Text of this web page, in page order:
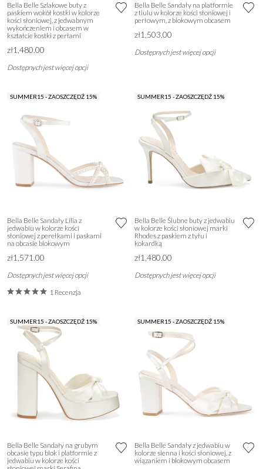
Bella Belle Szlakowe buty z
paskiem wokół kostki w kolorze
kości słoniowej, z jedwabnym
wykończeniem i obcasem w
kształcie kostki z perłami
zł1,480.00
Dostępnych jest więcej opcji
Bella Belle Sandały na platformie
z tiulu w kolorze kości słoniowej i
perłowym, z blokowym obcasem
zł1,503.00
Dostępnych jest więcej opcji
SUMMER15 - ZAOSZCZĘDŹ 15%
Bella Belle Sandały Lilia z
jedwabiu w kolorze kości
słoniowej z perełkami i paskami
na obcasie blokowym
zł1,571.00
Dostępnych jest więcej opcji
1 Recenzja
SUMMER15 - ZAOSZCZĘDŹ 15%
Bella Belle Ślubne buty z jedwabiu
w kolorze kości słoniowej marki
Rhodes z paskiem z tyłu i
kokardką
zł1,480.00
Dostępnych jest więcej opcji
SUMMER15 - ZAOSZCZĘDŹ 15%
Bella Belle Sandały na grubym
obcasie typu blok i platformie z
jedwabiu w kolorze kości
SUMMER15 - ZAOSZCZĘDŹ 15%
Bella Belle Sandały z jedwabiu w
kolorze sienna i kości słoniowej, z
wiązaniem i blokowym obcasem